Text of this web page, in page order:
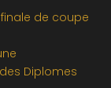
de coupe
Diplomes